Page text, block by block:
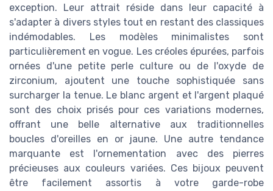
exception. Leur attrait réside dans leur capacité à
s'adapter à divers styles tout en restant des classiques
indémodables. Les modèles minimalistes sont
particulièrement en vogue. Les créoles épurées, parfois
ornées d'une petite perle culture ou de l'oxyde de
zirconium, ajoutent une touche sophistiquée sans
surcharger la tenue. Le blanc argent et l'argent plaqué
sont des choix prisés pour ces variations modernes,
offrant une belle alternative aux traditionnelles
boucles d'oreilles en or jaune. Une autre tendance
marquante est l'ornementation avec des pierres
précieuses aux couleurs variées. Ces bijoux peuvent
être facilement assortis à votre garde-robe